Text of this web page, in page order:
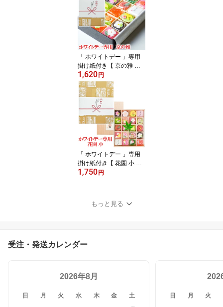
バレンタインお返し 義理
チョコお返し 詰め合わせ
セット お菓子 スイーツ
京都 お取り寄せ グルメ
和スイーツ ネオ和菓子
トレンドスイーツ 日持ち
「 ホワイトデー 」専用
掛け紙付き【 京の雅 】
高級 和菓子 女性 人気 ホ
ワイトデー バレンタイン
お返し 義理チョコお返し
詰合せ 詰め合わせ セッ
ト お菓子 スイーツ 京都
お取り寄せ グルメ 和ス
イーツ ネオ和菓子 トレ
ンドスイーツ 日持ち 日
持ち長い
1,620 円
「 ホワイトデー 」専用
掛け紙付き【 花園 小 】
高級 和菓子 女性 人気 ホ
詰合せ 詰め合わせ セッ
ト お菓子 スイーツ 京都
持ち長い
1,750 円
もっと見る
受注・発送カレンダー
2026年8月
日 月 火 水 木 金 土 日 月 火